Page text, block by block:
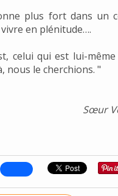
plus fort dans un
en plénitude….
celui qui est lui-
nous le cherchions. "
Sœur